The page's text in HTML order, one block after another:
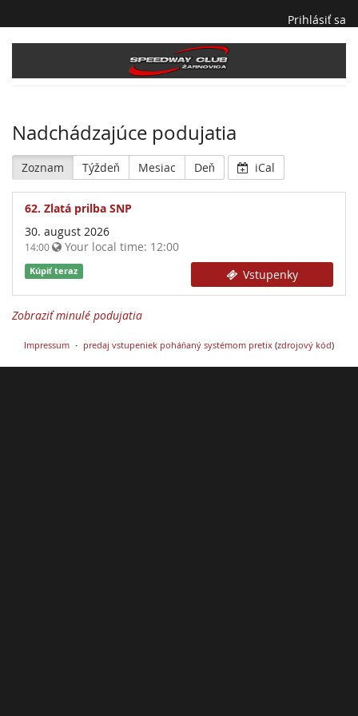
Prihlásiť sa
Speedway
Club
Žarnovica
Nadchádzajúce podujatia
Zoznam Týždeň Mesiac Deň iCal
62. Zlatá prilba SNP
30. august 2026
14:00 Your local time: 12:00
Kúpiť teraz Vstupenky
Zobraziť minulé podujatia
Impressum predaj vstupeniek poháňaný systémom pretix(zdrojový kód)